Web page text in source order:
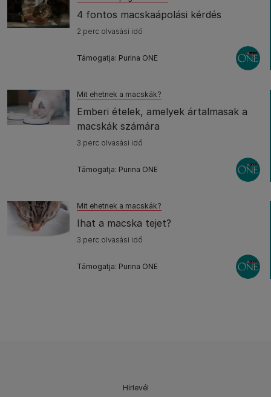
4 fontos macskaápolási kérdés
2 perc olvasási idő
Támogatja: Purina ONE
Mit ehetnek a macskák?
Emberi ételek, amelyek ártalmasak a
macskák számára
3 perc olvasási idő
Támogatja: Purina ONE
Mit ehetnek a macskák?
Ihat a macska tejet?
3 perc olvasási idő
Támogatja: Purina ONE
Hírlevél​